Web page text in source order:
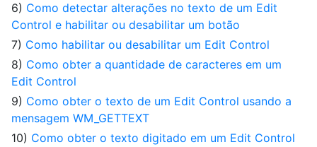
6) Como detectar alterações no texto de um Edit
Control e habilitar ou desabilitar um botão
7) Como habilitar ou desabilitar um Edit Control
8) Como obter a quantidade de caracteres em um
Edit Control
9) Como obter o texto de um Edit Control usando a
mensagem WM_GETTEXT
10) Como obter o texto digitado em um Edit Control